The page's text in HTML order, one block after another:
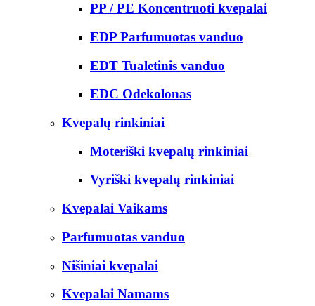
PP / PE Koncentruoti kvepalai
EDP Parfumuotas vanduo
EDT Tualetinis vanduo
EDC Odekolonas
Kvepalų rinkiniai
Moteriški kvepalų rinkiniai
Vyriški kvepalų rinkiniai
Kvepalai Vaikams
Parfumuotas vanduo
Nišiniai kvepalai
Kvepalai Namams